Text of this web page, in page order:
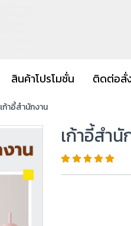
สินค้าโปรโมชั่น ติดต่อสั่
เก้าอี้สำนักงาน
เก้าอี้สำ